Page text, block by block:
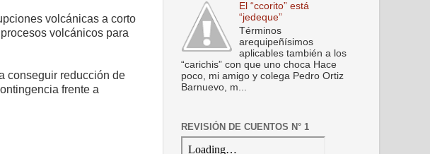
volcánicas a corto
volcánicos para
conseguir reducción de
frente a
El “ccorito” está
“jedeque”
Términos
arequipeñísimos
aplicables también a los
“carichis” con que uno choca Hace
poco, mi amigo y colega Pedro Ortiz
Barnuevo, m...
REVISIÓN DE CUENTOS N° 1